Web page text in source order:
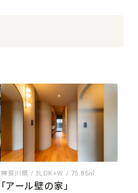
神奈川県 / 3LDK+W / 75.85㎡
「アール壁の家」